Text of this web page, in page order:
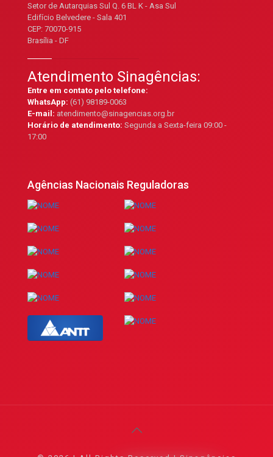
Setor de Autarquias Sul Q. 6 BL K - Asa Sul
Edifício Belvedere - Sala 401
CEP: 70070-915
Brasília - DF
Atendimento Sinagências:
Entre em contato pelo telefone:
WhatsApp: (61) 98189-0063
E-mail: atendimento@sinagencias.org.br
Horário de atendimento: Segunda a Sexta-feira 09:00 -
17:00
Agências Nacionais Reguladoras